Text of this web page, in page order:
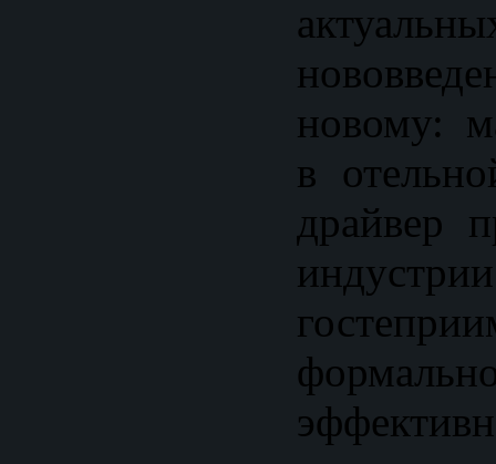
новому:
в
драйвер
индустрии